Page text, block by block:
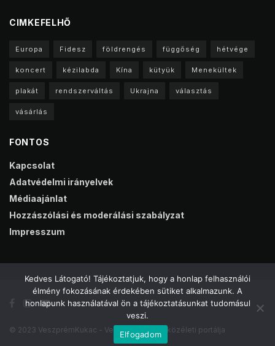
CIMKEFELHŐ
Europa Fidesz földrengés függőség hétvége
koncert kézilabda Kína kütyük Menekültek
plakát rendszerváltás Ukrajna választás
vásárlás
FONTOS
Kapcsolat
Adatvédelmi irányelvek
Médiaajánlat
Hozzászólási és moderálási szabályzat
Impresszum
© 2023 VeszprémKukac - Veszprém online közéleti portálja
Kedves Látogató! Tájékoztatjuk, hogy a honlap felhasználói
élmény fokozásának érdekében sütiket alkalmazunk. A
honlapunk használatával ön a tájékoztatásunkat tudomásul
veszi.
Elfogadom